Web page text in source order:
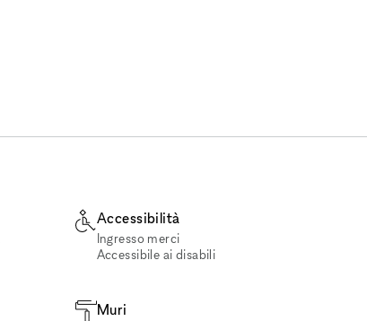
Accessibilità
Ingresso merci
Accessibile ai disabili
Muri